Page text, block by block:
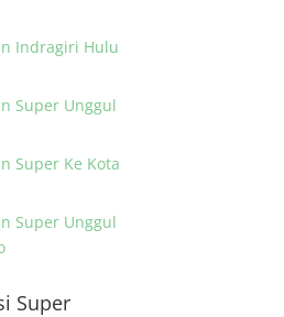
Indragiri Hulu
Super Unggul
Super Ke Kota
Super Unggul
Super